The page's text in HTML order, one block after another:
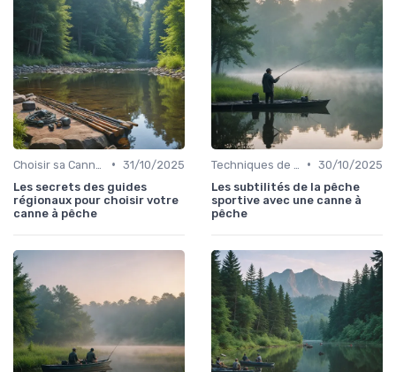
• 31/10/2025
Les secrets des guides
régionaux pour choisir votre
canne à pêche
• 30/10/2025
Les subtilités de la pêche
sportive avec une canne à
pêche